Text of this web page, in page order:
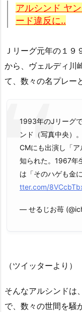
アルシンド ヤ
ード違反に..
Ｊリーグ元年の１
から、ヴェルディ川
て、数々の名プレー
1993年のJリーグ
ンド（写真中央）
CMにも出演し「
知られた。1967年
は「そのハゲも金
tter.com/
— せるじお苺
（ツイッターより）
そんなアルシンドは
で、数々の世間を騒